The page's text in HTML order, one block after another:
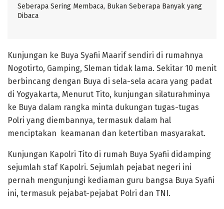
Seberapa Sering Membaca, Bukan Seberapa Banyak yang
Dibaca
Kunjungan ke Buya Syafii Maarif sendiri di rumahnya
Nogotirto, Gamping, Sleman tidak lama. Sekitar 10 menit
berbincang dengan Buya di sela-sela acara yang padat
di Yogyakarta, Menurut Tito, kunjungan silaturahminya
ke Buya dalam rangka minta dukungan tugas-tugas
Polri yang diembannya, termasuk dalam hal
menciptakan keamanan dan ketertiban masyarakat.
Kunjungan Kapolri Tito di rumah Buya Syafii didamping
sejumlah staf Kapolri. Sejumlah pejabat negeri ini
pernah mengunjungi kediaman guru bangsa Buya Syafii
ini, termasuk pejabat-pejabat Polri dan TNI.